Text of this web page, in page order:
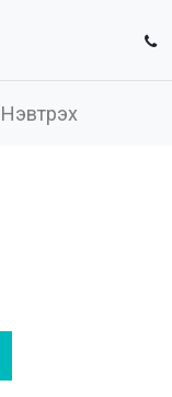
Нэвтрэх